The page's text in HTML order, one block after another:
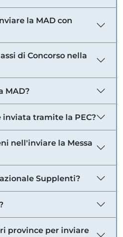
la MAD con
di Concorso nella
MAD?
inviata tramite la PEC?
nell'inviare la Messa
Supplenti?
province per inviare